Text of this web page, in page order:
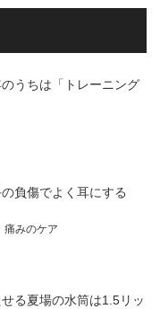
のうちは「トレーニング
負傷でよく耳にする
痛みのケア
せる夏場の水筒は1.5リッ